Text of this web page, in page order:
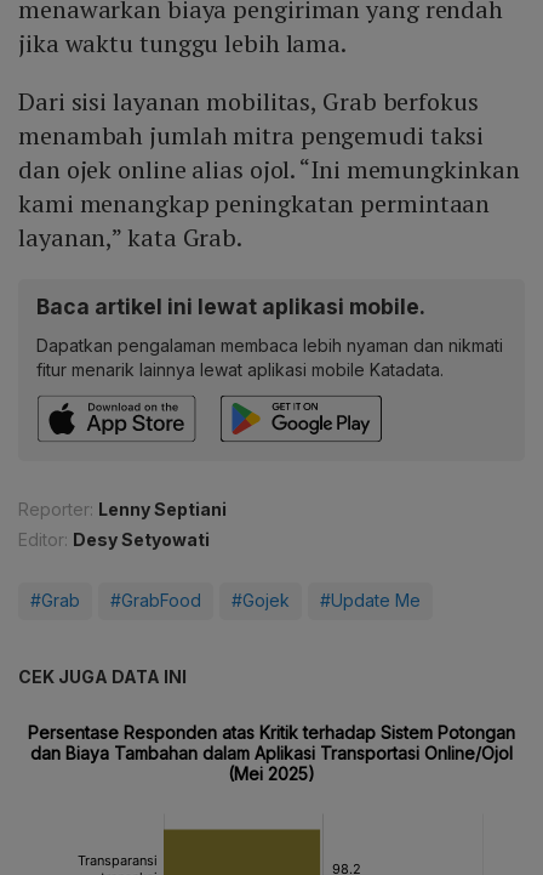
menawarkan biaya pengiriman yang rendah
jika waktu tunggu lebih lama.
Dari sisi layanan mobilitas, Grab berfokus
menambah jumlah mitra pengemudi taksi
dan ojek online alias ojol. “Ini memungkinkan
kami menangkap peningkatan permintaan
layanan,” kata Grab.
Baca artikel ini lewat aplikasi mobile.
Dapatkan pengalaman membaca lebih nyaman dan nikmati
fitur menarik lainnya lewat aplikasi mobile Katadata.
Reporter: Lenny Septiani
Editor: Desy Setyowati
#Grab #GrabFood #Gojek #Update Me
CEK JUGA DATA INI